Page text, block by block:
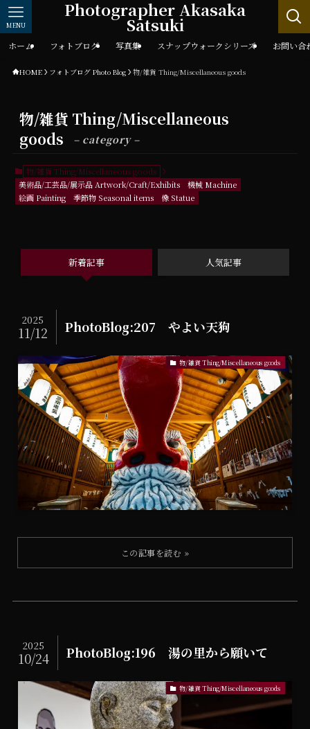
Photographer Akasaka
Satsuki
MENU
ホーム フォトブログ 写真集 スナップウォークシリーズ お問い合
HOME フォトブログ Photo Blog 物/雑貨 Thing/Miscellaneous goods
物/雑貨 Thing/Miscellaneous
goods
– category –
物/雑貨 Thing/Miscellaneous goods
美術品/工芸品/展示品 Artwork/Craft/Exhibits
機械 Machine
絵画 Painting
季節物 Seasonal items 像 Statue
新着記事 人気記事
PhotoBlog:207 やよい天狗
2025
11/12
物/雑貨 Thing/Miscellaneous goods
PhotoBlog:196 湯の里から願いて
2025
10/24
物/雑貨 Thing/Miscellaneous goods